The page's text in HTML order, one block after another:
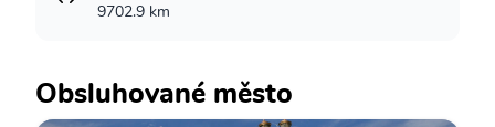
9702.9 km
Obsluhované město